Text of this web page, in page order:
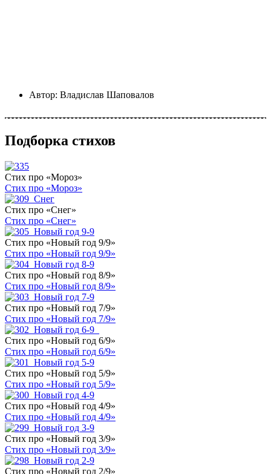
Автор: Владислав Шаповалов
Подборка стихов
Стих про «Мороз»
Стих про «Мороз»
Стих про «Снег»
Стих про «Снег»
Стих про «Новый год 9/9»
Стих про «Новый год 9/9»
Стих про «Новый год 8/9»
Стих про «Новый год 8/9»
Стих про «Новый год 7/9»
Стих про «Новый год 7/9»
Стих про «Новый год 6/9»
Стих про «Новый год 6/9»
Стих про «Новый год 5/9»
Стих про «Новый год 5/9»
Стих про «Новый год 4/9»
Стих про «Новый год 4/9»
Стих про «Новый год 3/9»
Стих про «Новый год 3/9»
Стих про «Новый год 2/9»